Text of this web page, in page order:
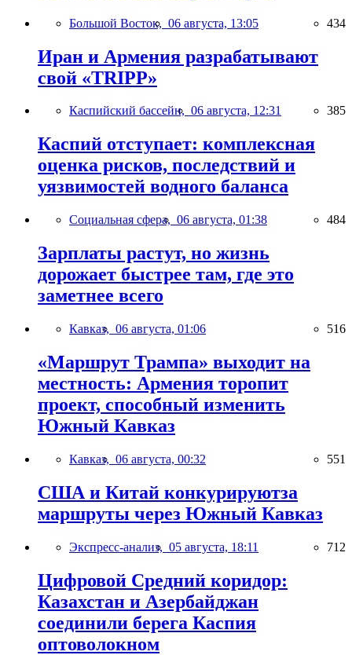
Большой Восток, 06 августа, 13:05 434
Иран и Армения разрабатывают
свой «TRIPP»
Каспийский бассейн, 06 августа, 12:31 385
Каспий отступает: комплексная
оценка рисков, последствий и
уязвимостей водного баланса
Социальная сфера, 06 августа, 01:38 484
Зарплаты растут, но жизнь
дорожает быстрее там, где это
заметнее всего
Кавказ, 06 августа, 01:06 516
«Маршрут Трампа» выходит на
местность: Армения торопит
проект, способный изменить
Южный Кавказ
Кавказ, 06 августа, 00:32 551
США и Китай конкурируютза
маршруты через Южный Кавказ
Экспресс-анализ, 05 августа, 18:11 712
Цифровой Средний коридор:
Казахстан и Азербайджан
соединили берега Каспия
оптоволокном